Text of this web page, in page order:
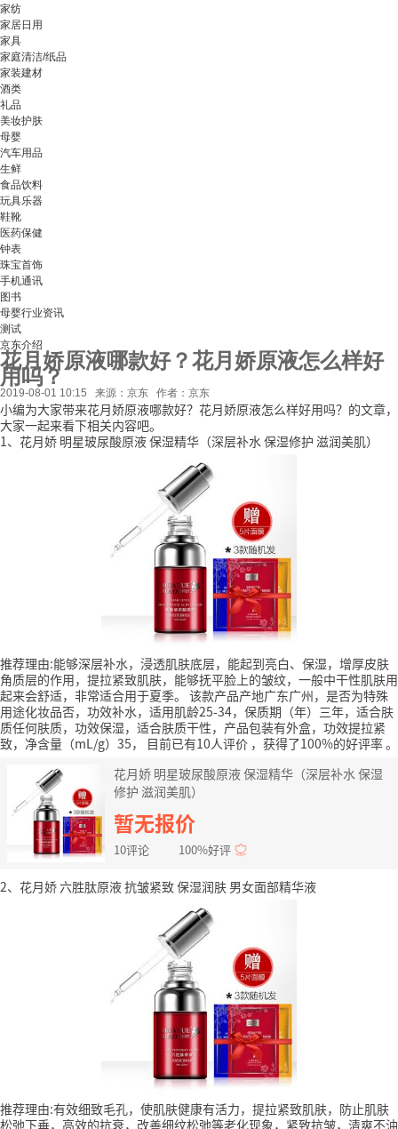
家纺
家居日用
家具
家庭清洁/纸品
家装建材
酒类
礼品
美妆护肤
母婴
汽车用品
生鲜
食品饮料
玩具乐器
鞋靴
医药保健
钟表
珠宝首饰
手机通讯
图书
母婴行业资讯
测试
京东介绍
花月娇原液哪款好？花月娇原液怎么样好
用吗？
2019-08-01 10:15 来源：京东 作者：京东
小编为大家带来花月娇原液哪款好？花月娇原液怎么样好用吗？的文章，
大家一起来看下相关内容吧。
1、花月娇 明星玻尿酸原液 保湿精华（深层补水 保湿修护 滋润美肌）
推荐理由:能够深层补水，浸透肌肤底层，能起到亮白、保湿，增厚皮肤
角质层的作用，提拉紧致肌肤，能够抚平脸上的皱纹，一般中干性肌肤用
起来会舒适，非常适合用于夏季。 该款产品产地广东广州，是否为特殊
用途化妆品否，功效补水，适用肌龄25-34，保质期（年）三年，适合肤
质任何肤质，功效保湿，适合肤质干性，产品包装有外盒，功效提拉紧
致，净含量（mL/g）35，
目前已有10人评价 ，获得了100%的好评率。
花月娇 明星玻尿酸原液 保湿精华（深层补水 保湿
修护 滋润美肌）
暂无报价
10评论 100%好评
2、花月娇 六胜肽原液 抗皱紧致 保湿润肤 男女面部精华液
推荐理由:有效细致毛孔，使肌肤健康有活力，提拉紧致肌肤，防止肌肤
松弛下垂，高效的抗衰，改善细纹松弛等老化现象，紧致抗皱，清爽不油